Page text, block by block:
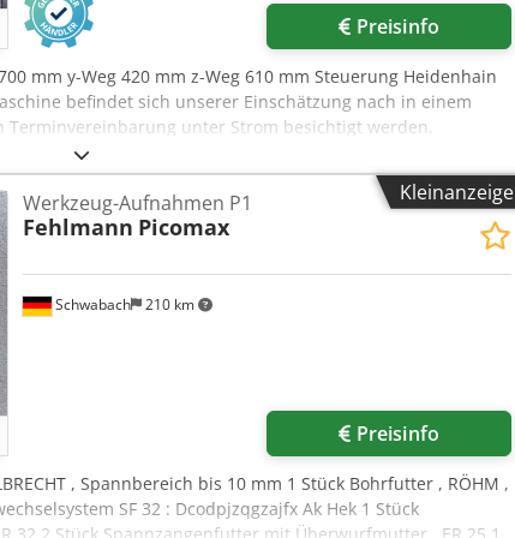
Preisinfo
mm y-Weg 420 mm z-Weg 610 mm Steuerung Heidenhain
befindet sich unserer Einschätzung nach in einem
unter Strom besichtigt werden.
Dcjdpfxszq Hkhs Ak Hsk Zubehör, abgebildete
Lieferumfang wenn dies in den Zusatzinformationen
technischen Daten und Angaben sowie Zwischenverkauf
Kleinanzeige
Schwabach 210 km
Werkzeug-Aufnahmen P1
Fehlmann Picomax
Preisinfo
, Spannbereich bis 10 mm 1 Stück Bohrfutter , RÖHM ,
SF 32 : Dcodpjzqgzajfx Ak Hek 1 Stück